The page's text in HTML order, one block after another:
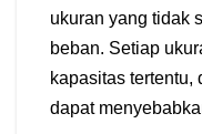
ukuran yang tidak
beban. Setiap
kapasitas tertentu,
dapat